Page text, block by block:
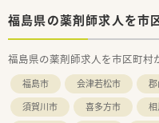
福島県の薬剤師求人を市
福島県の薬剤師求人を市区町村
福島市 会津若松市
須賀川市
喜多方市